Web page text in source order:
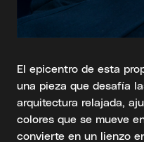
El epicentro de esta
una pieza que desafía
arquitectura relajada,
colores que se mueve
convierte en un lienzo